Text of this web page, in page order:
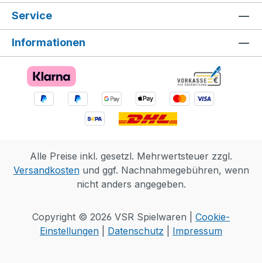
Service
Informationen
Alle Preise inkl. gesetzl. Mehrwertsteuer zzgl.
Versandkostenund ggf. Nachnahmegebühren, wenn
nicht anders angegeben.
Copyright © 2026 VSR Spielwaren | Cookie-
Einstellungen
Datenschutz Impressum